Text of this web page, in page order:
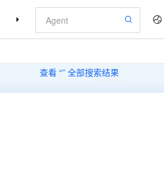
合作伙伴 支持与服务 了解阿里云
查看 “” 全部搜索结果